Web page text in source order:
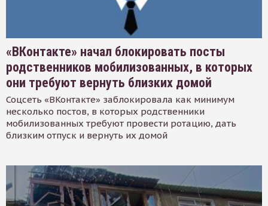
«ВКонтакте» начал блокировать посты
родственников мобилизованных, в которых
они требуют вернуть близких домой
Соцсеть «ВКонтакте» заблокировала как минимум
несколько постов, в которых родственники
мобилизованных требуют провести ротацию, дать
близким отпуск и вернуть их домой